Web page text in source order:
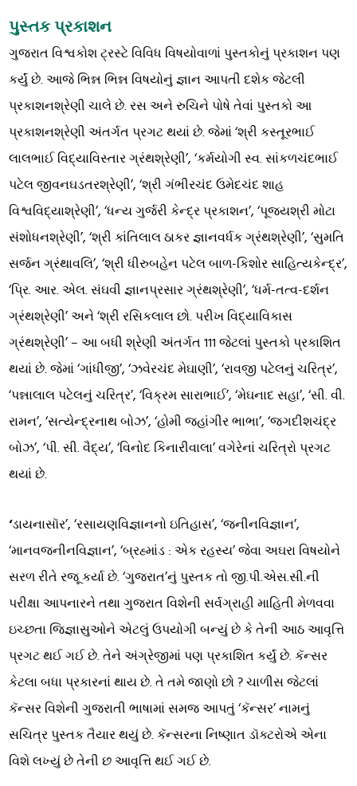
પુસ્તક પ્રકાશન
ગુજરાત વિશ્વકોશ ટ્રસ્ટે વિવિધ વિષયોવાળાં પુસ્તકોનું પ્રકાશન પણ
કર્યું છે. આજે ભિન્ન ભિન્ન વિષયોનું જ્ઞાન આપતી દશેક જેટલી
પ્રકાશનશ્રેણી ચાલે છે. રસ અને રુચિને પોષે તેવાં પુસ્તકો આ
પ્રકાશનશ્રેણી અંતર્ગત પ્રગટ થયાં છે. જેમાં ‘શ્રી કસ્તૂરભાઈ
લાલભાઈ વિદ્યાવિસ્તાર ગ્રંથશ્રેણી’, ‘કર્મયોગી સ્વ. સાંકળચંદભાઈ
પટેલ જીવનઘડતરશ્રેણી’, ‘શ્રી ગંભીરચંદ ઉમેદચંદ શાહ
વિશ્વવિદ્યાશ્રેણી’, ‘ધન્ય ગુર્જરી કેન્દ્ર પ્રકાશન’, ‘પૂજ્યશ્રી મોટા
સંશોધનશ્રેણી’, ‘શ્રી કાંતિલાલ ઠાકર જ્ઞાનવર્ધક ગ્રંથશ્રેણી’, ‘સુમતિ
સર્જન ગ્રંથાવલિ’, ‘શ્રી ધીરુબહેન પટેલ બાળ-કિશોર સાહિત્યકેન્દ્ર’,
‘પ્રિ. આર. એલ. સંઘવી જ્ઞાનપ્રસાર ગ્રંથશ્રેણી’, ‘ધર્મ-તત્વ-દર્શન
ગ્રંથશ્રેણી’ અને ‘શ્રી રસિકલાલ છો. પરીખ વિદ્યાવિકાસ
ગ્રંથશ્રેણી’ – આ બધી શ્રેણી અંતર્ગત 111 જેટલાં પુસ્તકો પ્રકાશિત
થયાં છે. જેમાં ‘ગાંધીજી’, ‘ઝવેરચંદ મેઘાણી’, ‘રાવજી પટેલનું ચરિત્ર’,
‘પન્નાલાલ પટેલનું ચરિત્ર’, ‘વિક્રમ સારાભાઈ’, ‘મેઘનાદ સહા’, ‘સી. વી.
રામન’, ‘સત્યેન્દ્રનાથ બોઝ’, ‘હોમી જહાંગીર ભાભા’, ‘જગદીશચંદ્ર
બોઝ’, ‘પી. સી. વૈદ્ય’, ‘વિનોદ કિનારીવાલા’ વગેરેનાં ચરિત્રો પ્રગટ
થયાં છે.
‘ડાયનાસૉર’, ‘રસાયણવિજ્ઞાનનો ઇતિહાસ’, ‘જનીનવિજ્ઞાન’,
‘માનવજનીનવિજ્ઞાન’, ‘બ્રહ્માંડ : એક રહસ્ય’ જેવા અઘરા વિષયોને
સરળ રીતે રજૂ કર્યા છે. ‘ગુજરાત’નું પુસ્તક તો જી.પી.એસ.સી.ની
પરીક્ષા આપનારને તથા ગુજરાત વિશેની સર્વગ્રાહી માહિતી મેળવવા
ઇચ્છતા જિજ્ઞાસુઓને એટલું ઉપયોગી બન્યું છે કે તેની આઠ આવૃત્તિ
પ્રગટ થઈ ગઈ છે. તેને અંગ્રેજીમાં પણ પ્રકાશિત કર્યું છે. કૅન્સર
કેટલા બધા પ્રકારનાં થાય છે. તે તમે જાણો છો ? ચાળીસ જેટલાં
કૅન્સર વિશેની ગુજરાતી ભાષામાં સમજ આપતું ‘કૅન્સર’ નામનું
સચિત્ર પુસ્તક તૈયાર થયું છે. કૅન્સરના નિષ્ણાત ડૉક્ટરોએ એના
વિશે લખ્યું છે તેની છ આવૃત્તિ થઈ ગઈ છે.